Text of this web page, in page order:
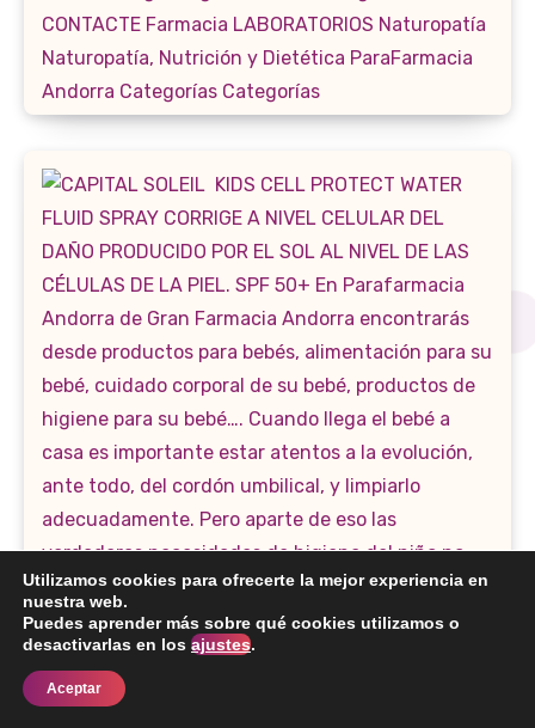
Utilizamos cookies para ofrecerte la mejor experiencia en
nuestra web.
Puedes aprender más sobre qué cookies utilizamos o
desactivarlas en los ajustes.
Aceptar